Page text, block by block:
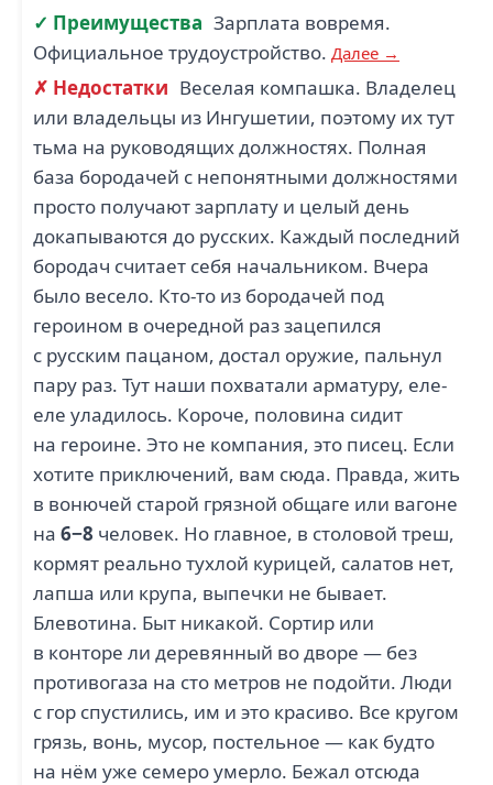
✓ Преимущества Зарплата вовремя.
Официальное трудоустройство. Далее →
✗ Недостатки Веселая компашка. Владелец
или владельцы из Ингушетии, поэтому их тут
тьма на руководящих должностях. Полная
база бородачей с непонятными должностями
просто получают зарплату и целый день
докапываются до русских. Каждый последний
бородач считает себя начальником. Вчера
было весело. Кто-то из бородачей под
героином в очередной раз зацепился
с русским пацаном, достал оружие, пальнул
пару раз. Тут наши похватали арматуру, еле-
еле уладилось. Короче, половина сидит
на героине. Это не компания, это писец. Если
хотите приключений, вам сюда. Правда, жить
в вонючей старой грязной общаге или вагоне
на 6−8 человек. Но главное, в столовой треш,
кормят реально тухлой курицей, салатов нет,
лапша или крупа, выпечки не бывает.
Блевотина. Быт никакой. Сортир или
в конторе ли деревянный во дворе — без
противогаза на сто метров не подойти. Люди
с гор спустились, им и это красиво. Все кругом
грязь, вонь, мусор, постельное — как будто
на нём уже семеро умерло. Бежал отсюда